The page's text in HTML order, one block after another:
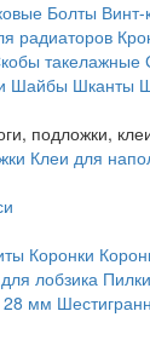
Болты
радиаторов
такелажные
Шайбы Шканты
подложки,
Клеи для
Коронки
лобзика
28 мм